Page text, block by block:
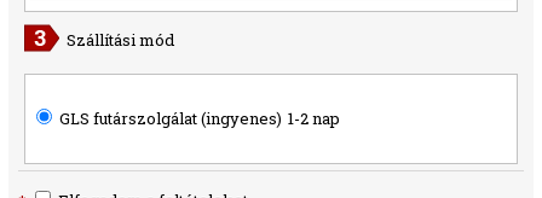
Szállítási mód
GLS futárszolgálat (ingyenes) 1-2 nap